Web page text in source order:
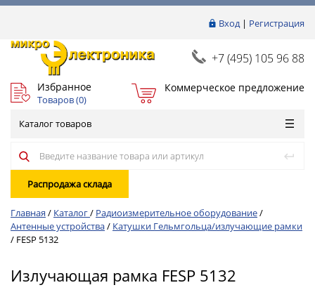
Вход| Регистрация
+7 (495) 105 96 88
Избранное
Товаров (0)
Коммерческое предложение
Каталог товаров
Распродажа склада
Главная / Каталог/ Радиоизмерительное оборудование/
Антенные устройства/ Катушки Гельмгольца/излучающие рамки
/ FESP 5132
Излучающая рамка FESP 5132